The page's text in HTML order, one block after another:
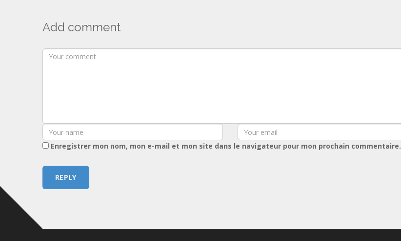
Add comment
Enregistrer mon nom, mon e-mail et mon site dans le navigateur pour mon prochain commentaire.